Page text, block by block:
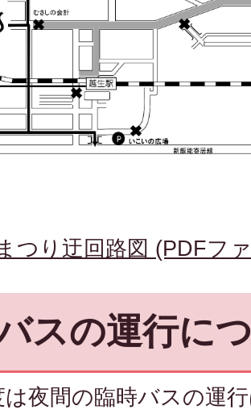
つり迂回路図 (PDFフ
スの運行に
夜間の臨時バスの運